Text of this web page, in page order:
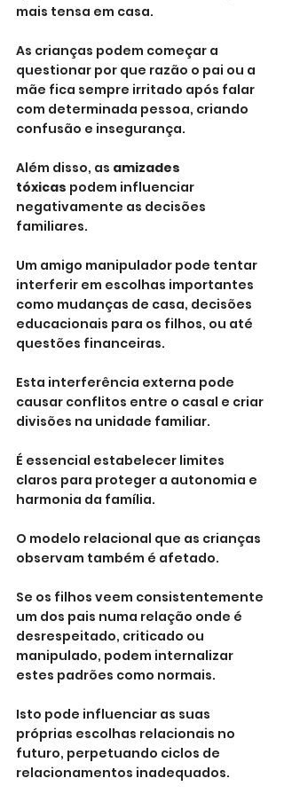
mais tensa em casa.
As crianças podem começar a
questionar por que razão o pai ou a
mãe fica sempre irritado após falar
com determinada pessoa, criando
confusão e insegurança.
Além disso, as amizades
tóxicas podem influenciar
negativamente as decisões
familiares.
Um amigo manipulador pode tentar
interferir em escolhas importantes
como mudanças de casa, decisões
educacionais para os filhos, ou até
questões financeiras.
Esta interferência externa pode
causar conflitos entre o casal e criar
divisões na unidade familiar.
É essencial estabelecer limites
claros para proteger a autonomia e
harmonia da família.
O modelo relacional que as crianças
observam também é afetado.
Se os filhos veem consistentemente
um dos pais numa relação onde é
desrespeitado, criticado ou
manipulado, podem internalizar
estes padrões como normais.
Isto pode influenciar as suas
próprias escolhas relacionais no
futuro, perpetuando ciclos de
relacionamentos inadequados.